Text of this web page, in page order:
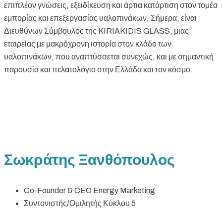
επιπλέον γνώσεις, εξειδίκευση και άρτια κατάρτιση στον τομέα
εμπορίας και επεξεργασίας υαλοπινάκων. Σήμερα, είναι
Διευθύνων Σύμβουλος της KIRIAKIDIS GLASS, μιας
εταιρείας με μακρόχρονη ιστορία στον κλάδο των
υαλοπινάκων, που αναπτύσσεται συνεχώς, και με σημαντική
παρουσία και πελατολόγιο στην Ελλάδα και τον κόσμο.
Σωκράτης Ξανθόπουλος
Co-Founder & CEO Energy Marketing
Συντονιστής/Ομιλητής Κύκλου 5